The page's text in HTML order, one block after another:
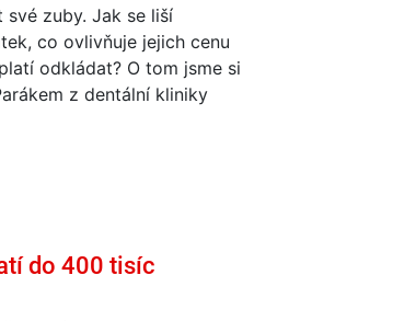
zuby. Jak se liší
co ovlivňuje jejich cenu
odkládat? O tom jsme si
z dentální kliniky
do 400 tisíc